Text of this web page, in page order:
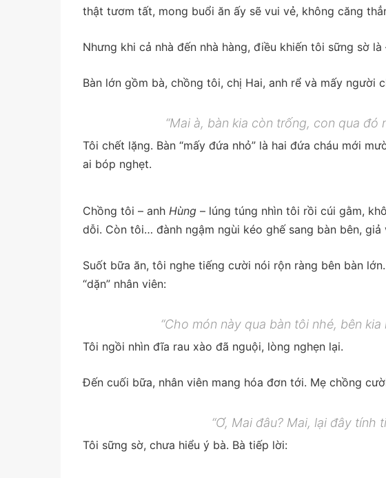
thật tươm tất, mong buổi ăn ấy sẽ vui vẻ, không căng
Nhưng khi cả nhà đến nhà hàng, điều khiến tôi sững sờ là
Bàn lớn gồm bà, chồng tôi, chị Hai, anh rể và mấy người
“Mai à, bàn kia còn trống, con qua đó
Tôi chết lặng. Bàn “mấy đứa nhỏ” là hai đứa cháu mới
ai bóp nghẹt.
Chồng tôi – anh Hùng– lúng túng nhìn tôi rồi cúi gằm,
dỗi. Còn tôi… đành ngậm ngùi kéo ghế sang bàn bên, giả
Suốt bữa ăn, tôi nghe tiếng cười nói rộn ràng bên bàn
“dặn” nhân viên:
“Cho món này qua bàn tôi nhé, bên
Tôi ngồi nhìn đĩa rau xào đã nguội, lòng nghẹn lại.
Đến cuối bữa, nhân viên mang hóa đơn tới. Mẹ chồng
“Ơ, Mai đâu? Mai, lại đây tính
Tôi sững sờ, chưa hiểu ý bà. Bà tiếp lời: